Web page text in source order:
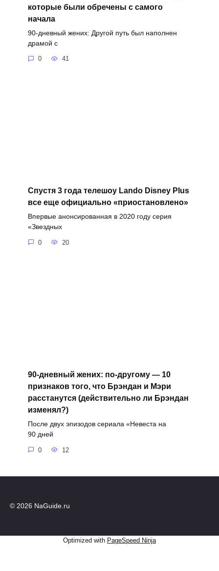
которые были обречены с самого
начала
90-дневный жених: Другой путь был наполнен
драмой с
0 41
Спустя 3 года телешоу Lando Disney Plus
все еще официально «приостановлено»
Впервые анонсированная в 2020 году серия
«Звездных
0 20
90-дневный жених: по-другому — 10
признаков того, что Брэндан и Мэри
расстанутся (действительно ли Брэндан
изменял?)
После двух эпизодов сериала «Невеста на
90 дней
0 12
© 2026 NaGuide.ru
Optimized with PageSpeed Ninja